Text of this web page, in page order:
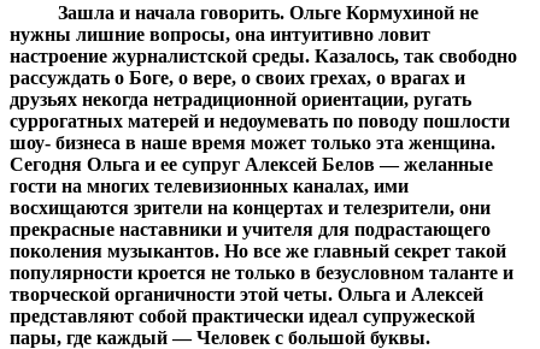
Зашла и начала говорить. Ольге Кормухиной не
нужны лишние вопросы, она интуитивно ловит
настроение журналистской среды. Казалось, так свободно
рассуждать о Боге, о вере, о своих грехах, о врагах и
друзьях некогда нетрадиционной ориентации, ругать
суррогатных матерей и недоумевать по поводу пошлости
шоу- бизнеса в наше время может только эта женщина.
Сегодня Ольга и ее супруг Алексей Белов — желанные
гости на многих телевизионных каналах, ими
восхищаются зрители на концертах и телезрители, они
прекрасные наставники и учителя для подрастающего
поколения музыкантов. Но все же главный секрет такой
популярности кроется не только в безусловном таланте и
творческой органичности этой четы. Ольга и Алексей
представляют собой практически идеал супружеской
пары, где каждый — Человек с большой буквы.